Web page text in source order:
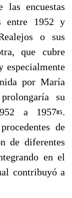
encuestas
entre 1952 y
o sus
que cubre
especialmente
por María
su
a 195785.
de
de diferentes
en el
contribuyó a